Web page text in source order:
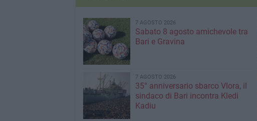
7 AGOSTO 2026
Sabato 8 agosto amichevole tra
Bari e Gravina
7 AGOSTO 2026
35° anniversario sbarco Vlora, il
sindaco di Bari incontra Kledi
Kadiu